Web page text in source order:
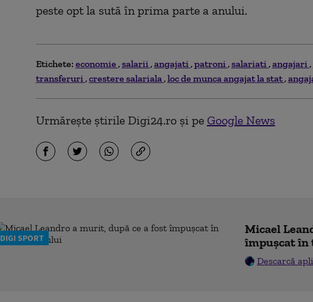
peste opt la sută în prima parte a anului.
Etichete: economie salarii angajati patroni salariati angajari
transferuri crestere salariala loc de munca angajat la stat
Urmărește știrile Digi24.ro și pe Google News
DIGI SPORT
Micael
împușcat
Descarcă